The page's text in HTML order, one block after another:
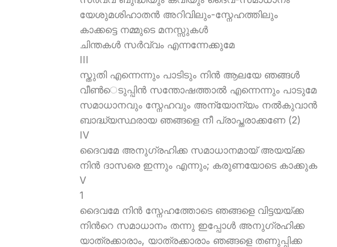
യേശുമശിഹാതന്‍ അറിവിലും-സ്നേഹത്തിലും
കാക്കട്ടെ നമ്മുടെ മനസ്സുകള്‍
ചിന്തകള്‍ സര്‍വ്വം എന്നന്നേക്കുമേ
III
സ്തുതി എന്നെന്നും പാടിടും നിന്‍ ആലയേ ഞങ്ങള്‍
വീണ്‍െടുപ്പിന്‍ സന്തോഷത്താല്‍ എന്നെന്നും പാടുമേ
സമാധാനവും സ്നേഹവും അന്യോന്യം നല്‍കുവാന്‍
ബാദ്ധ്യസ്ഥരായ ഞങ്ങളെ നീ പ്രാപ്തരാക്കണേ (2)
IV
ദൈവമേ അനുഗ്രഹിക്ക സമാധാനമായ് അയയ്ക്ക
നിന്‍ ദാസരെ ഇന്നും എന്നും; കരുണയോടെ കാക്കുക
V
1
ദൈവമേ നിന്‍ സ്നേഹത്തോടെ ഞങ്ങളെ വിട്ടയയ്ക്ക
നിന്‍റെ സമാധാനം തന്നു ഇപ്പോള്‍ അനുഗ്രഹിക്ക
യാത്രക്കാരാം, യാത്രക്കാരാം ഞങ്ങളെ തണുപ്പിക്ക